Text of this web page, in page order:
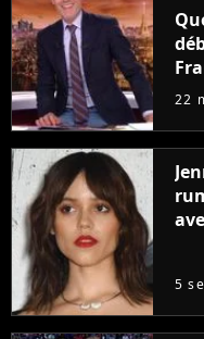
à
22
5